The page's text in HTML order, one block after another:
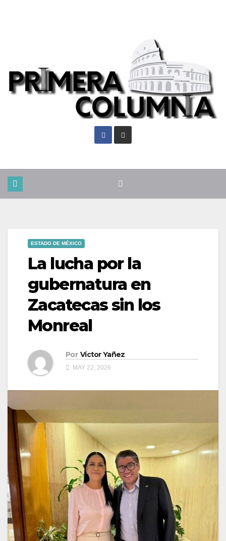
ESTADO DE MÉXICO
La lucha por la
gubernatura en
Zacatecas sin los
Monreal
Por Víctor Yañez
MAY 22, 2026